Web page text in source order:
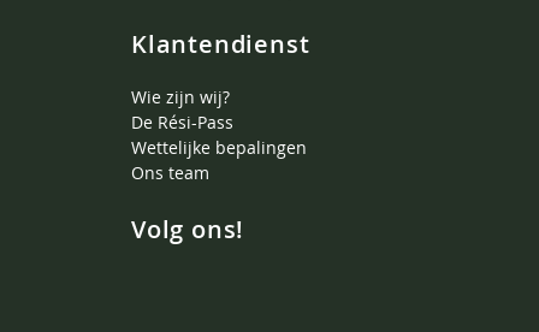
Klantendienst
Wie zijn wij?
De Rési-Pass
Wettelijke bepalingen
Ons team
Volg ons!